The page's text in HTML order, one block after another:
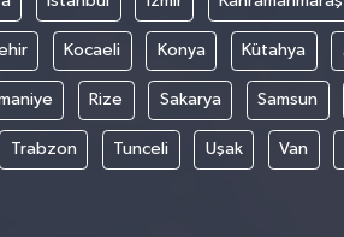
Kocaeli Konya Kütahya
Rize Sakarya Samsun
Trabzon Tunceli Uşak Van